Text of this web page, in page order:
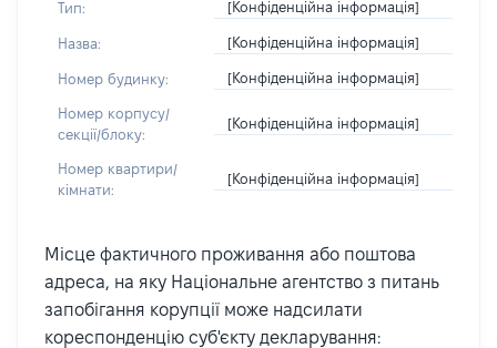
Тип: [Конфіденційна інформація]
Назва: [Конфіденційна інформація]
Номер будинку: [Конфіденційна інформація]
Номер корпусу/
секції/блоку:
[Конфіденційна інформація]
Номер квартири/
кімнати:
[Конфіденційна інформація]
Місце фактичного проживання або поштова
адреса, на яку Національне агентство з питань
запобігання корупції може надсилати
кореспонденцію суб'єкту декларування: